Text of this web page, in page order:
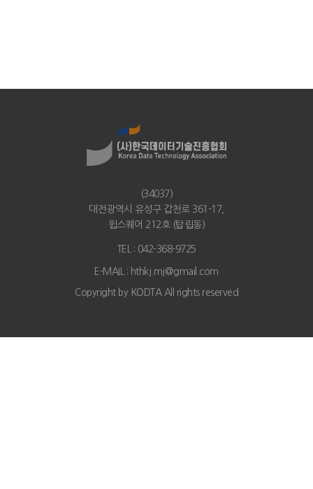
(34037)
대전광역시 유성구 갑천로 361-17,
윕스퀘어 212호 (탑립동)
TEL : 042-368-9725
E-MAIL : hthkj.mj@gmail.com
Copyright by KODTAAll rights reserved